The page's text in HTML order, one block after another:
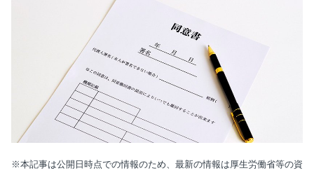
※本記事は公開日時点での情報のため、最新の情報は厚生労働省等の資